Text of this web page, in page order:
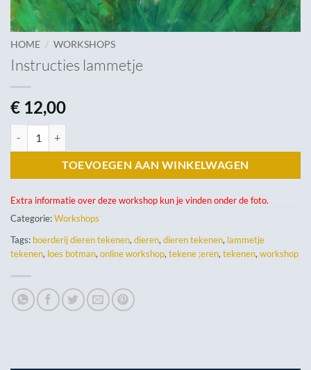
HOME / WORKSHOPS
Instructies lammetje
€ 12,00
TOEVOEGEN AAN WINKELWAGEN
Extra informatie over deze workshop kun je vinden onder de foto.
Categorie:Workshops
Tags: boerderij dieren tekenen, dieren, dieren tekenen, lammetje
tekenen, loes botman, online workshop, tekene ;eren, tekenen, workshop